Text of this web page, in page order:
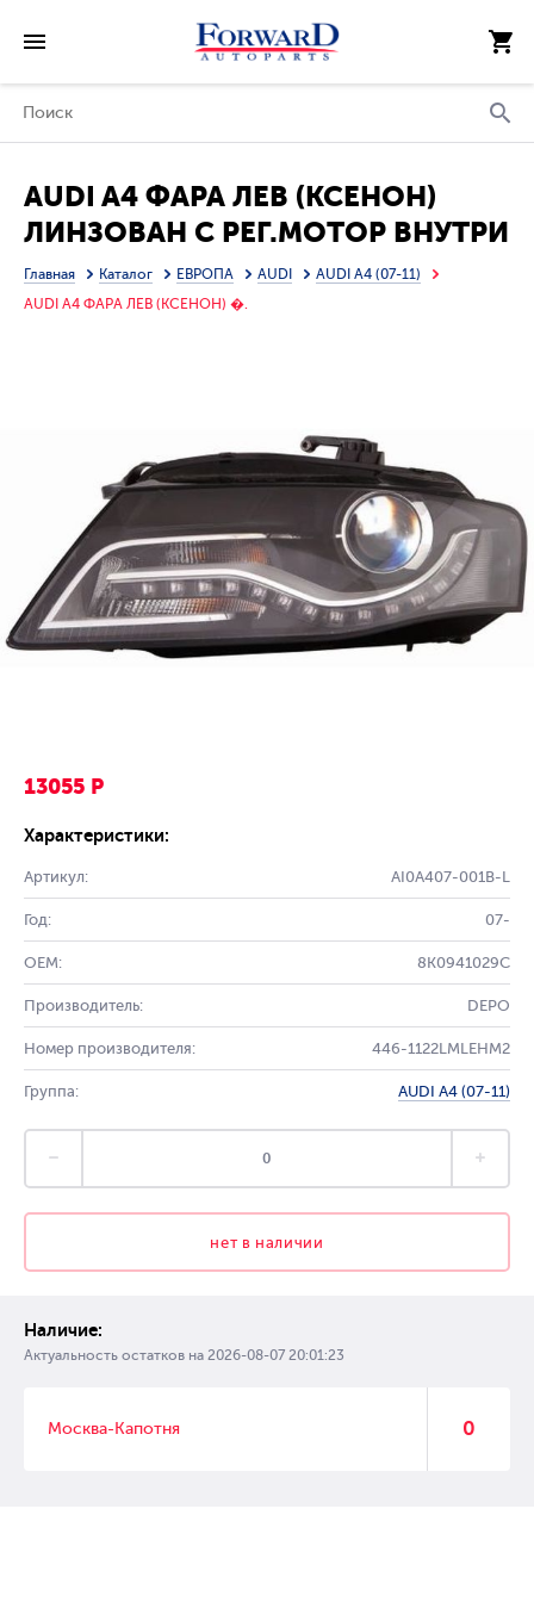
AUDI A4 ФАРА ЛЕВ (КСЕНОН)
ЛИНЗОВАН С РЕГ.МОТОР ВНУТРИ
(DEPO) ЧЕРН
Главная Каталог ЕВРОПА AUDI
AUDI A4 (07-11)
AUDI A4 ФАРА ЛЕВ (КСЕНОН) �.
13055 Р
Характеристики:
Артикул: AI0A407-001B-L
Год: 07-
OEM: 8K0941029C
Производитель: DEPO
Номер производителя: 446-1122LMLEHM2
Группа: AUDI A4 (07-11)
нет в наличии
Наличие:
Актуальность остатков на 2026-08-07 20:01:23
Москва-Капотня 0